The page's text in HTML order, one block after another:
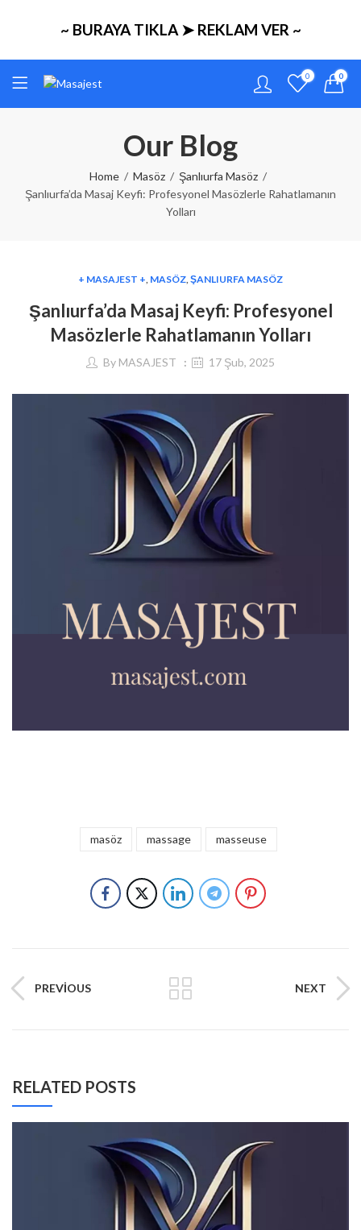
~ BURAYA TIKLA ➤ REKLAM VER ~
0 0
Our Blog
Home Masöz
Şanlıurfa Masöz
Şanlıurfa’da Masaj Keyfi: Profesyonel Masözlerle Rahatlamanın
Yolları
+ MASAJEST +, MASÖZ,ŞANLIURFA MASÖZ
Şanlıurfa’da Masaj Keyfi: Profesyonel
Masözlerle Rahatlamanın Yolları
By MASAJEST 17 Şub, 2025
masöz massage masseuse
PREVIOUS NEXT
RELATED POSTS